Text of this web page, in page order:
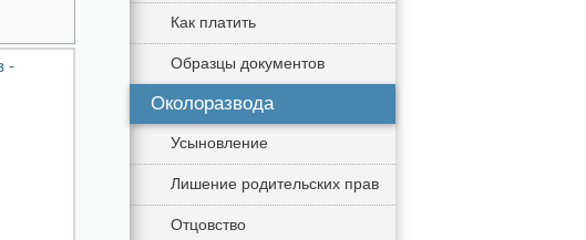
Как платить
Образцы документов
Околоразвода
Усыновление
Лишение родительских прав
Отцовство